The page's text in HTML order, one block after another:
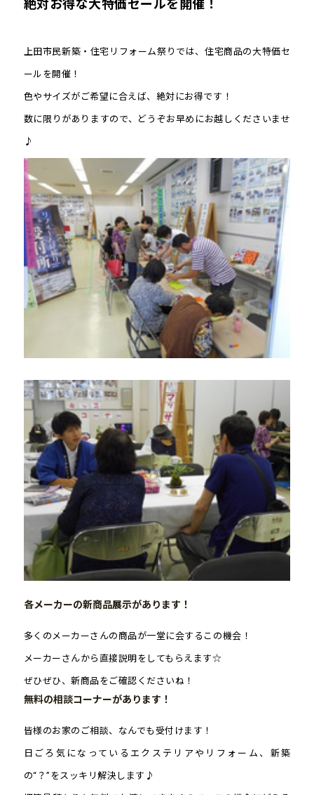
絶対お得な大特価セールを開催！
上田市民新築・住宅リフォーム祭りでは、住宅商品の大特価セ
ールを開催！
色やサイズがご希望に合えば、絶対にお得です！
数に限りがありますので、どうぞお早めにお越しくださいませ
♪
各メーカーの新商品展示があります！
多くのメーカーさんの商品が一堂に会するこの機会！
メーカーさんから直接説明をしてもらえます☆
ぜひぜひ、新商品をご確認くださいね！
無料の相談コーナーがあります！
皆様のお家のご相談、なんでも受付けます！
日ごろ気になっているエクステリアやリフォーム、新築
の“？”をスッキリ解決します♪